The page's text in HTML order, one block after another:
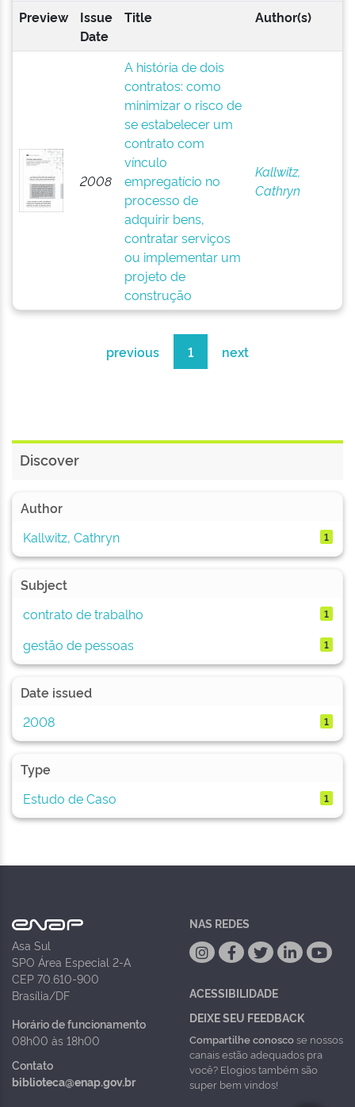
Preview
Issue
Date
Title Author(s)
2008
A história de dois
contratos: como
minimizar o risco de
se estabelecer um
contrato com
vínculo
empregatício no
processo de
adquirir bens,
contratar serviços
ou implementar um
projeto de
construção
Kallwitz,
Cathryn
previous 1 next
Discover
Author
Kallwitz, Cathryn
1
Subject
contrato de trabalho
1
gestão de pessoas 1
Date issued
2008
1
Type
Estudo de Caso
1
Asa Sul
SPO Área Especial 2-A
CEP 70.610-900
Brasília/DF
Horário de funcionamento
08h00 às 18h00
Contato
biblioteca@enap.gov.br
NAS REDES
ACESSIBILIDADE
DEIXE SEU FEEDBACK
Compartilhe conoscose nossos
canais estão adequados pra
você? Elogios também são
super bem vindos!